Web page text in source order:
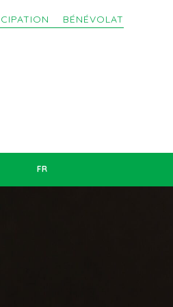
BÉNÉVOLAT
FR